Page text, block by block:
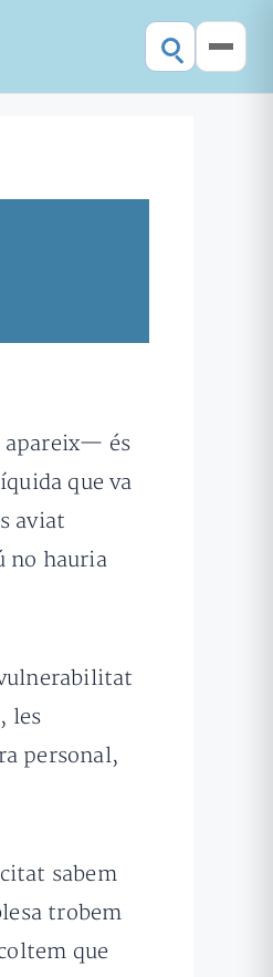
apareix— és
que va
aviat
no hauria
les
personal,
sabem
trobem
que